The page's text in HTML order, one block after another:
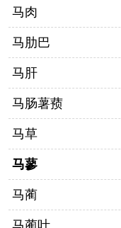
马肉
马肋巴
马肝
马肠薯蓣
马草
马蓼
马蔺
马蔺叶